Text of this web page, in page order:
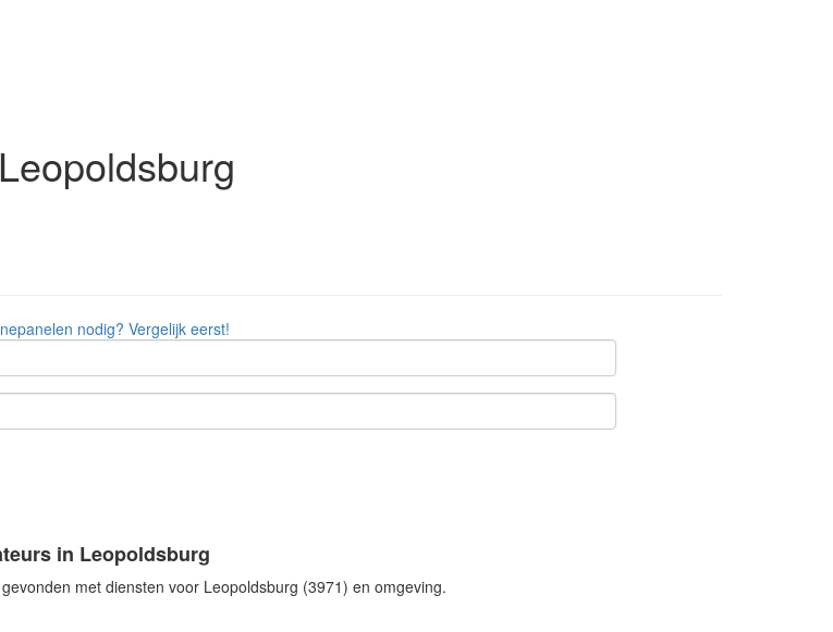
nodig? Vergelijk eerst!
in Leopoldsburg
met diensten voor Leopoldsburg (3971) en omgeving.